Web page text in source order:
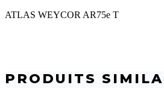
ATLAS WEYCOR AR75e T
PRODUITS